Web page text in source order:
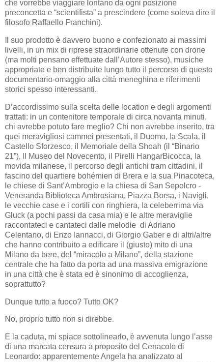
che vorrebbe viaggiare lontano da ogni posizione
preconcetta e “scientifista” a prescindere (come soleva dire il
filosofo Raffaello Franchini).
Il suo prodotto è davvero buono e confezionato ai massimi
livelli, in un mix di riprese straordinarie ottenute con drone
(ma molti pensano effettuate dall’Autore stesso), musiche
appropriate e ben distribuite lungo tutto il percorso di questo
documentario-omaggio alla città meneghina e riferimenti
storici spesso interessanti.
D’accordissimo sulla scelta delle location e degli argomenti
trattati: in un contenitore temporale di circa novanta minuti,
chi avrebbe potuto fare meglio? Chi non avrebbe inserito, tra
quei meravigliosi cammei presentati, il Duomo, la Scala, il
Castello Sforzesco, il Memoriale della Shoah (il “Binario
21”), Il Museo del Novecento, il Pirelli HangarBicocca, la
movida milanese, il percorso degli antichi tram cittadini, il
fascino del quartiere bohémien di Brera e la sua Pinacoteca,
le chiese di Sant’Ambrogio e la chiesa di San Sepolcro -
Veneranda Biblioteca Ambrosiana, Piazza Borsa, i Navigli,
le vecchie case e i cortili con ringhiera, la celeberrima via
Gluck (a pochi passi da casa mia) e le altre meraviglie
raccontateci e cantateci dalle melodie di Adriano
Celentano, di Enzo Iannacci, di Giorgio Gaber e di altri/altre
che hanno contribuito a edificare il (giusto) mito di una
Milano da bere, del “miracolo a Milano”, della stazione
centrale che ha fatto da porta ad una massiva emigrazione
in una città che è stata ed è sinonimo di accoglienza,
soprattutto?
Dunque tutto a fuoco? Tutto OK?
No, proprio tutto non si direbbe.
E la caduta, mi spiace sottolinearlo, è avvenuta lungo l’asse
di una marcata censura a proposito del Cenacolo di
Leonardo: apparentemente Angela ha analizzato al